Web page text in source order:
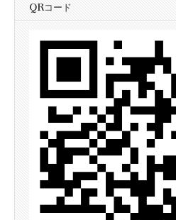
QRコード